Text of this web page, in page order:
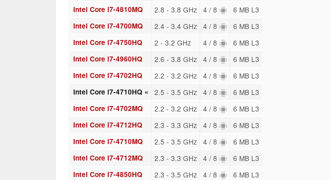
Intel Core i7-4810MQ 2.8 - 3.8 GHz 4 / 8 6 MB L3
Intel Core i7-4700MQ 2.4 - 3.4 GHz 4 / 8 6 MB L3
Intel Core i7-4750HQ 2 - 3.2 GHz 4 / 8 6 MB L3
Intel Core i7-4960HQ 2.6 - 3.8 GHz 4 / 8 6 MB L3
Intel Core i7-4702HQ 2.2 - 3.2 GHz 4 / 8 6 MB L3
Intel Core i7-4710HQ « 2.5 - 3.5 GHz 4 / 8 6 MB L3
Intel Core i7-4702MQ 2.2 - 3.2 GHz 4 / 8 6 MB L3
Intel Core i7-4712HQ 2.3 - 3.3 GHz 4 / 8 6 MB L3
Intel Core i7-4710MQ 2.5 - 3.5 GHz 4 / 8 6 MB L3
Intel Core i7-4712MQ 2.3 - 3.3 GHz 4 / 8 6 MB L3
Intel Core i7-4850HQ 2.3 - 3.5 GHz 4 / 8 6 MB L3